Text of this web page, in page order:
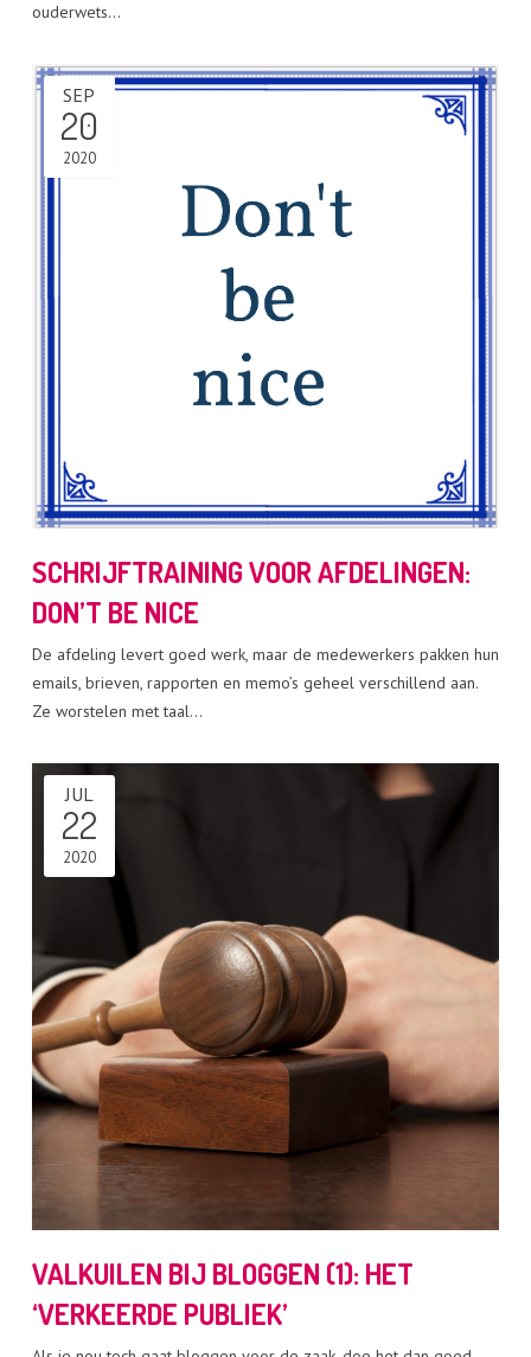
ouderwets…
SCHRIJFTRAINING VOOR AFDELINGEN:
DON’T BE NICE
SEP
20
2020
De afdeling levert goed werk, maar de medewerkers pakken hun
emails, brieven, rapporten en memo’s geheel verschillend aan.
Ze worstelen met taal…
VALKUILEN BIJ BLOGGEN (1): HET
‘VERKEERDE PUBLIEK’
JUL
22
2020